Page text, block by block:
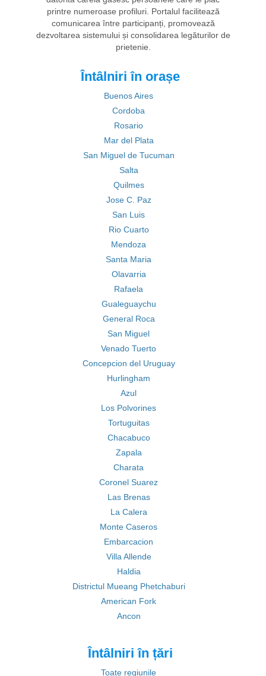
printre numeroase profiluri. Portalul facilitează
comunicarea între participanți, promovează
dezvoltarea sistemului și consolidarea legăturilor de
prietenie.
Întâlniri în orașe
Buenos Aires
Cordoba
Rosario
Mar del Plata
San Miguel de Tucuman
Salta
Quilmes
Jose C. Paz
San Luis
Rio Cuarto
Mendoza
Santa Maria
Olavarria
Rafaela
Gualeguaychu
General Roca
San Miguel
Venado Tuerto
Concepcion del Uruguay
Hurlingham
Azul
Los Polvorines
Tortuguitas
Chacabuco
Zapala
Charata
Coronel Suarez
Las Brenas
La Calera
Monte Caseros
Embarcacion
Villa Allende
Haldia
Districtul Mueang Phetchaburi
American Fork
Ancon
Întâlniri în țări
Toate regiunile